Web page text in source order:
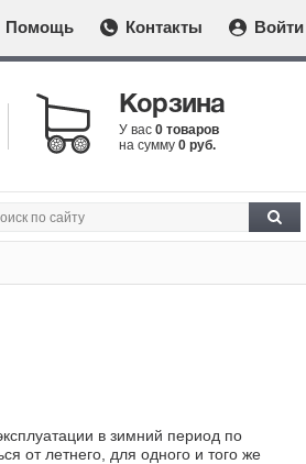
Помощь Контакты Войти
Корзина
У вас 0 товаров
на сумму 0 руб.
в зимний период по
от летнего, для одного и того же